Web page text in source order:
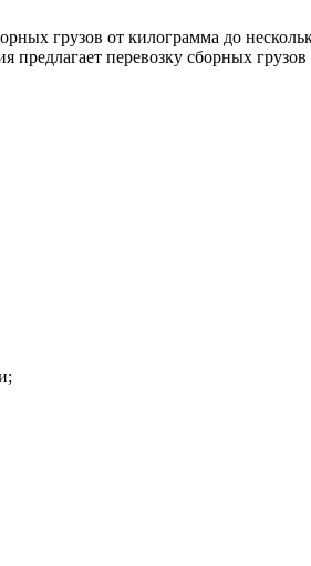
грузов от килограмма до
перевозку сборных грузов